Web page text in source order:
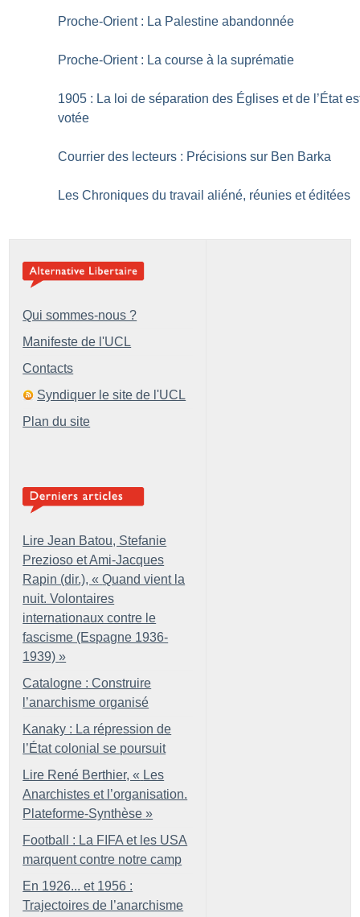
Proche-Orient : La Palestine abandonnée
Proche-Orient : La course à la suprématie
1905 : La loi de séparation des Églises et de l’État
votée
Courrier des lecteurs : Précisions sur Ben Barka
Les Chroniques du travail aliéné, réunies et éditées
Qui sommes-nous ?
Manifeste de l'UCL
Contacts
Syndiquer le site de l'UCL
Plan du site
Lire Jean Batou, Stefanie
Prezioso et Ami-Jacques
Rapin (dir.), « Quand vient la
nuit. Volontaires
internationaux contre le
fascisme (Espagne 1936-
1939) »
Catalogne : Construire
l’anarchisme organisé
Kanaky : La répression de
l’État colonial se poursuit
Lire René Berthier, « Les
Anarchistes et l’organisation.
Plateforme-Synthèse »
Football : La FIFA et les USA
marquent contre notre camp
En 1926... et 1956 :
Trajectoires de l’anarchisme